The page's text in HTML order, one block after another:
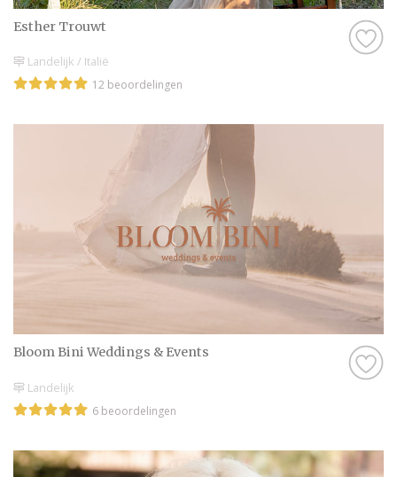
Esther Trouwt
Landelijk / Italië
12 beoordelingen
Bloom Bini Weddings & Events
Landelijk
6 beoordelingen